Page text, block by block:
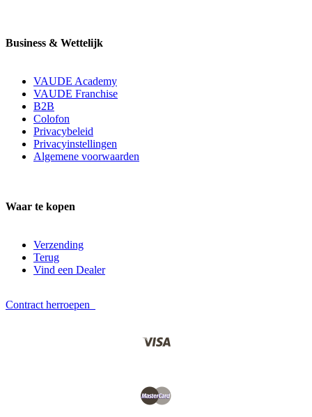
Business & Wettelijk
VAUDE Academy
VAUDE Franchise
B2B
Colofon
Privacybeleid
Privacyinstellingen
Algemene voorwaarden
Waar te kopen
Verzending
Terug
Vind een Dealer
Contract herroepen